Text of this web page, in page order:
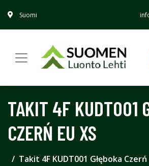
Suomi
TAKIT 4F KUDT001
CZERŃ EU XS
Takit 4F KUDT001 Głęboka Czerń